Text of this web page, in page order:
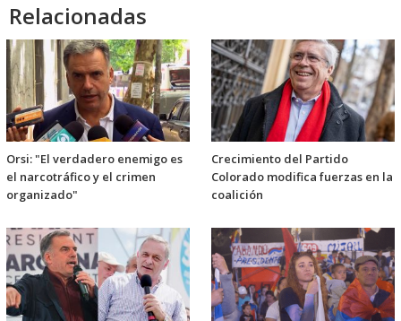
Relacionadas
Orsi: "El verdadero enemigo es
el narcotráfico y el crimen
organizado"
Crecimiento del Partido
Colorado modifica fuerzas en la
coalición